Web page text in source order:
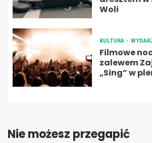
Woli
KULTURA
Filmowe
zalewem
„Sing” w
Nie możesz przegapić